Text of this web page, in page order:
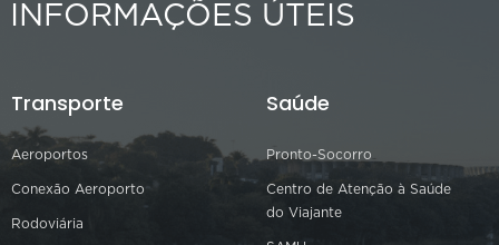
INFORMAÇÕES ÚTEIS
Transporte
Aeroportos
Conexão Aeroporto
Rodoviária
Saúde
Pronto-Socorro
Centro de Atenção à Saúde
do Viajante